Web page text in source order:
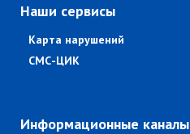
Наши сервисы
Карта нарушений
СМС-ЦИК
Информационные каналы